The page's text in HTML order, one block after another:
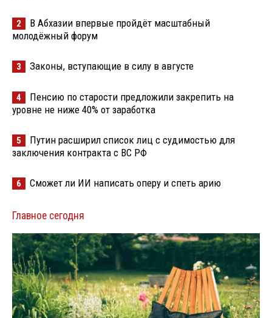
2
В Абхазии впервые пройдёт масштабный
молодёжный форум
3 Законы, вступающие в силу в августе
4
Пенсию по старости предложили закрепить на
уровне не ниже 40% от заработка
5
Путин расширил список лиц с судимостью для
заключения контракта с ВС РФ
6 Сможет ли ИИ написать оперу и спеть арию
Главное сегодня